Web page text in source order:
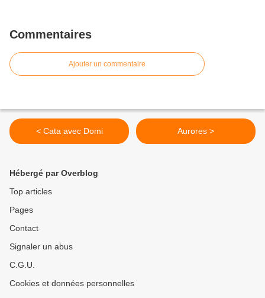
Commentaires
Ajouter un commentaire
< Cata avec Domi Aurores >
Hébergé par Overblog
Top articles
Pages
Contact
Signaler un abus
C.G.U.
Cookies et données personnelles